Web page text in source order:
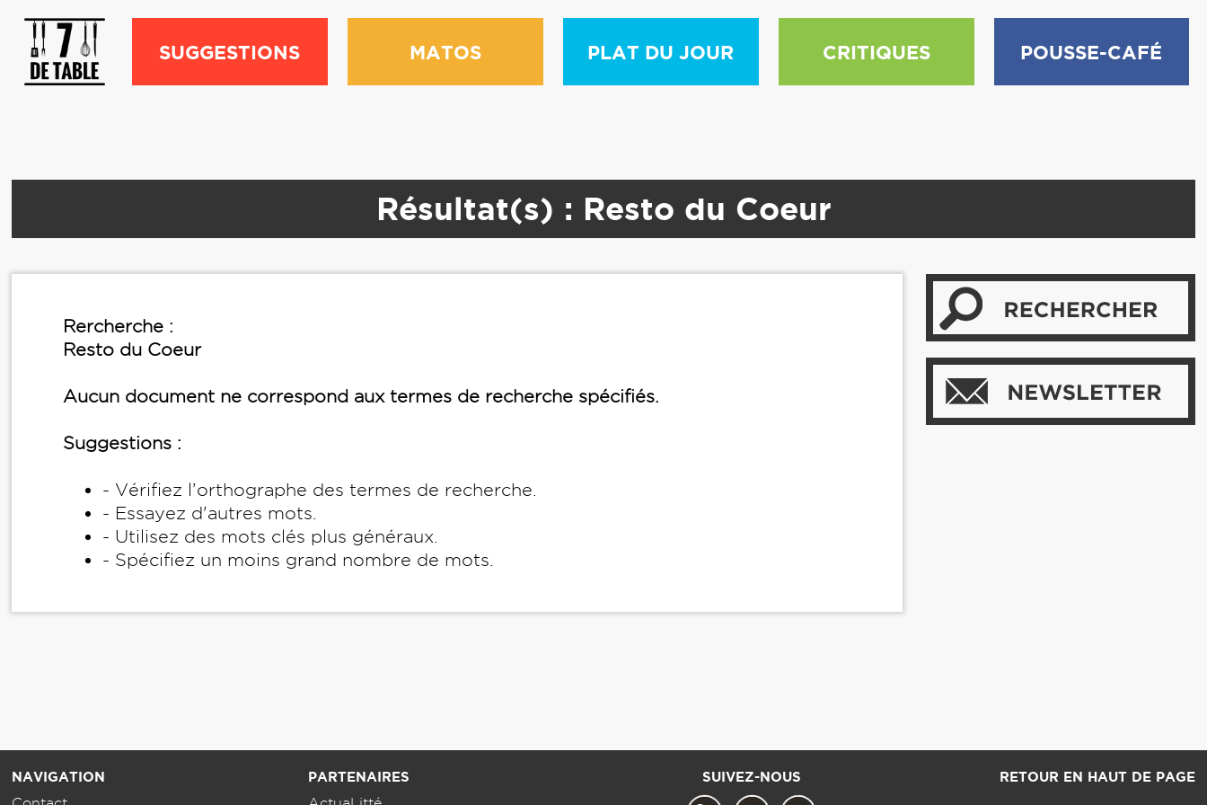
SUGGESTIONS MATOS PLAT DU JOUR CRITIQUES POUSSE-CAFÉ
Résultat(s) : Resto du Coeur
Rercherche :
Resto du Coeur
Aucun document ne correspond aux termes de recherche spécifiés.
Suggestions :
- Vérifiez l’orthographe des termes de recherche.
- Essayez d'autres mots.
- Utilisez des mots clés plus généraux.
- Spécifiez un moins grand nombre de mots.
NAVIGATION
PARTENAIRES
SUIVEZ-NOUS RETOUR EN HAUT DE PAGE